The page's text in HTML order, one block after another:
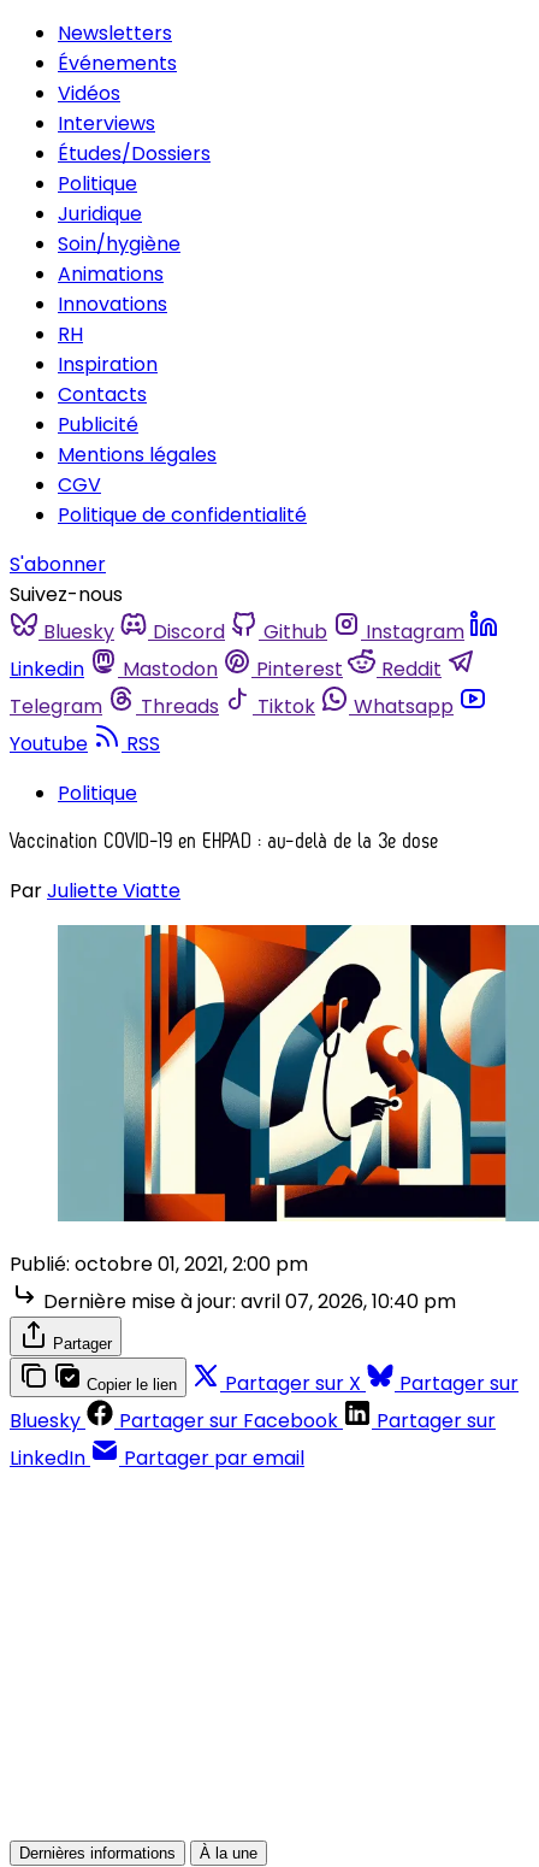
Newsletters
Événements
Vidéos
Interviews
Études/Dossiers
Politique
Juridique
Soin/hygiène
Animations
Innovations
RH
Inspiration
Contacts
Publicité
Mentions légales
CGV
Politique de confidentialité
S'abonner
Suivez-nous
Bluesky
Discord Github
Instagram
Linkedin
Mastodon Pinterest
Reddit
Telegram
Threads Tiktok
Whatsapp
Youtube
RSS
Politique
Vaccination COVID-19 en EHPAD : au-delà de la 3e dose
ParJuliette Viatte
Publié: octobre 01, 2021, 2:00 pm
Dernière mise à jour: avril 07, 2026, 10:40 pm
Partager
Copier le lien Partager sur X
Partager sur
Bluesky
Partager sur Facebook
Partager sur
LinkedIn
Partager par email
Dernières informations À la une